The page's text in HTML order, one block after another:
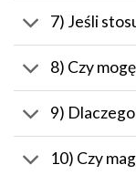
7) Jeśli
8) Czy
9)
10) Czy